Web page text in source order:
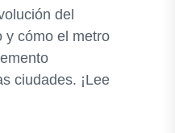
del
y cómo el metro
ciudades. ¡Lee